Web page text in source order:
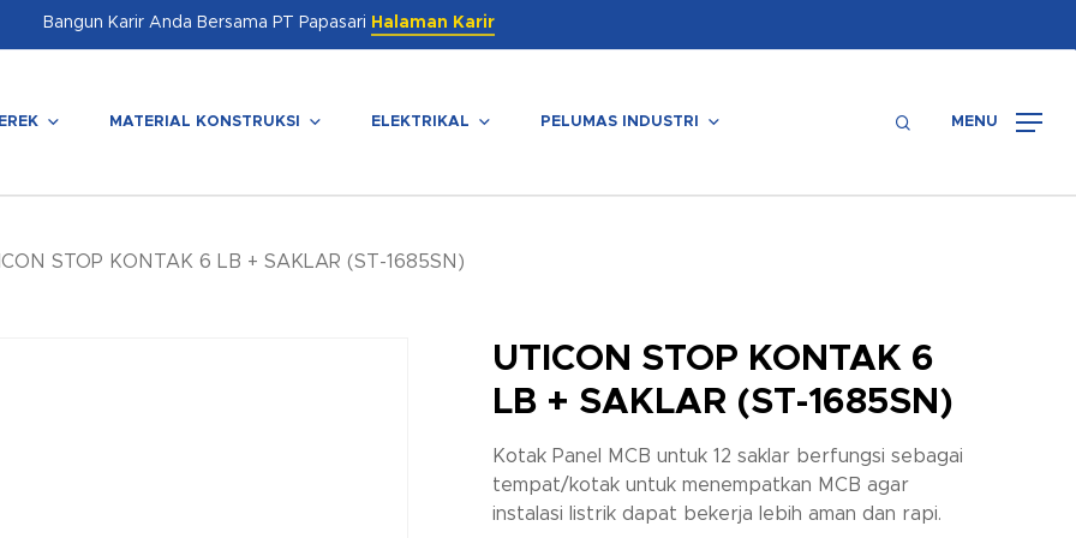
Bangun Karir Anda Bersama PT Papasari Halaman Karir
MATERIAL KONSTRUKSI ELEKTRIKAL PELUMAS INDUSTRI searchMENU
STOP KONTAK 6 LB + SAKLAR (ST-1685SN)
UTICON STOP KONTAK 6
LB + SAKLAR (ST-1685SN)
Kotak Panel MCB untuk 12 saklar berfungsi sebagai
tempat/kotak untuk menempatkan MCB agar
instalasi listrik dapat bekerja lebih aman dan rapi.